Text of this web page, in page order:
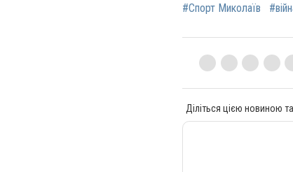
#Спорт Миколаїв
Діліться цією новиною